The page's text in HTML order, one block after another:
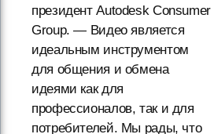
президент Autodesk Consumer
Group. — Видео является
идеальным инструментом
для общения и обмена
идеями как для
профессионалов, так и для
потребителей. Мы рады, что